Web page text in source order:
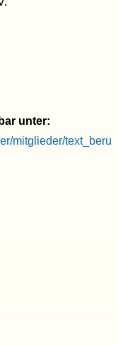
unter:
mitglieder/text_beru